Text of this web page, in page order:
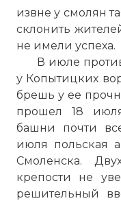
извне у смолян
склонить
не имели успеха.
В июле
у Копытицких
брешь у ее
прошел 18
башни почти
июля польская
Смоленска.
крепости не
решительный